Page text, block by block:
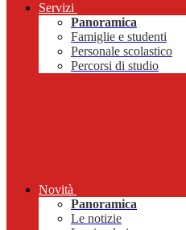
Servizi
Panoramica
Famiglie e studenti
Personale scolastico
Percorsi di studio
Novità
Panoramica
Le notizie